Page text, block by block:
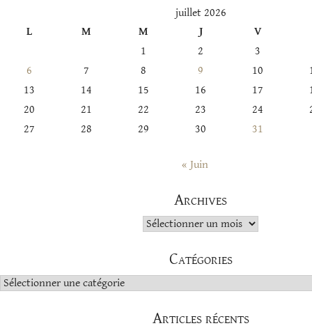
juillet 2026
L
M M J
V
1
2
3
6
7 8 9 10
13
14 15 16 17
20
21 22 23 24
27
28 29 30 31
« Juin
Archives
Archives
Catégories
Catégories
Articles récents